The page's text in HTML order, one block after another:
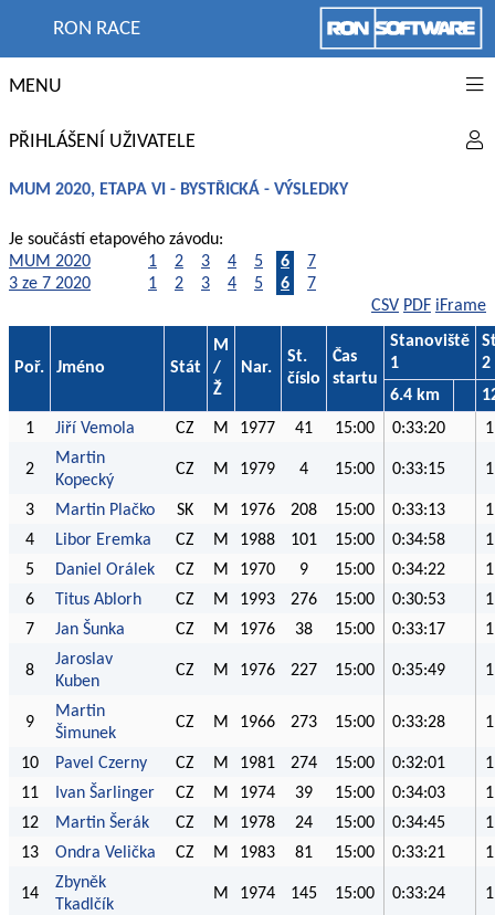
RON RACE
MENU
PŘIHLÁŠENÍ UŽIVATELE
MUM 2020, ETAPA VI - BYSTŘICKÁ - VÝSLEDKY
Je součástí etapového závodu:
MUM 2020
1 2 3 4 5 6
7
3 ze 7 2020
1 2 3 4 5 6
7
CSV PDF iFrame
Poř. Jméno Stát
M
/
Ž
Nar.
St.
číslo
Čas
startu
Stanoviště
1
2
6.4 km
1
Jiří Vemola CZ M 1977 41 15:00 0:33:20
2
Martin
Kopecký
CZ M 1979 4 15:00 0:33:15
3 Martin Plačko SK M 1976 208 15:00 0:33:13
4
Libor Eremka CZ M 1988 101 15:00 0:34:58
5
Daniel Orálek CZ M 1970 9 15:00 0:34:22
6
Titus Ablorh CZ M 1993 276 15:00 0:30:53
7
Jan Šunka CZ M 1976 38 15:00 0:33:17
8
Jaroslav
Kuben
CZ M 1976 227 15:00 0:35:49
9
Martin
Šimunek
CZ M 1966 273 15:00 0:33:28
10 Pavel Czerny CZ M 1981 274 15:00 0:32:01
11
Ivan Šarlinger CZ M 1974 39 15:00 0:34:03
12
Martin Šerák CZ M 1978 24 15:00 0:34:45
13
Ondra Velička CZ M 1983 81 15:00 0:33:21
14
Zbyněk
Tkadlčík
M 1974 145 15:00 0:33:24